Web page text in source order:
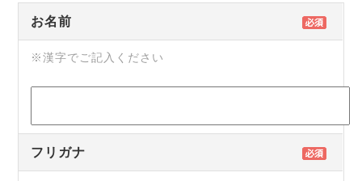
お名前
※漢字でご記入ください
フリガナ